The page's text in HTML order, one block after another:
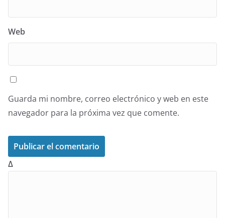
Web
Guarda mi nombre, correo electrónico y web en este
navegador para la próxima vez que comente.
Δ